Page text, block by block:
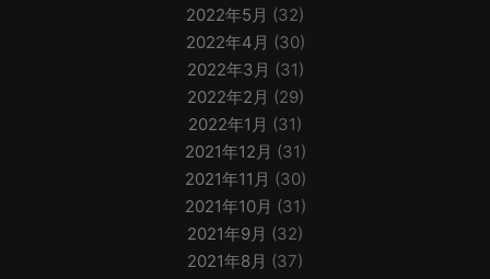
2022年5月 (32)
2022年4月 (30)
2022年3月 (31)
2022年2月 (29)
2022年1月 (31)
2021年12月 (31)
2021年11月 (30)
2021年10月 (31)
2021年9月 (32)
2021年8月 (37)